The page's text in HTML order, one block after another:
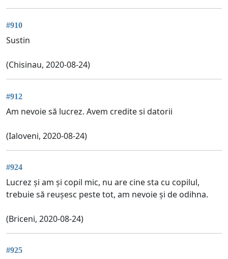
#910
Sustin
(Chisinau, 2020-08-24)
#912
Am nevoie să lucrez. Avem credite si datorii
(Ialoveni, 2020-08-24)
#924
Lucrez și am și copil mic, nu are cine sta cu copilul,
trebuie să reușesc peste tot, am nevoie și de odihna.
(Briceni, 2020-08-24)
#925